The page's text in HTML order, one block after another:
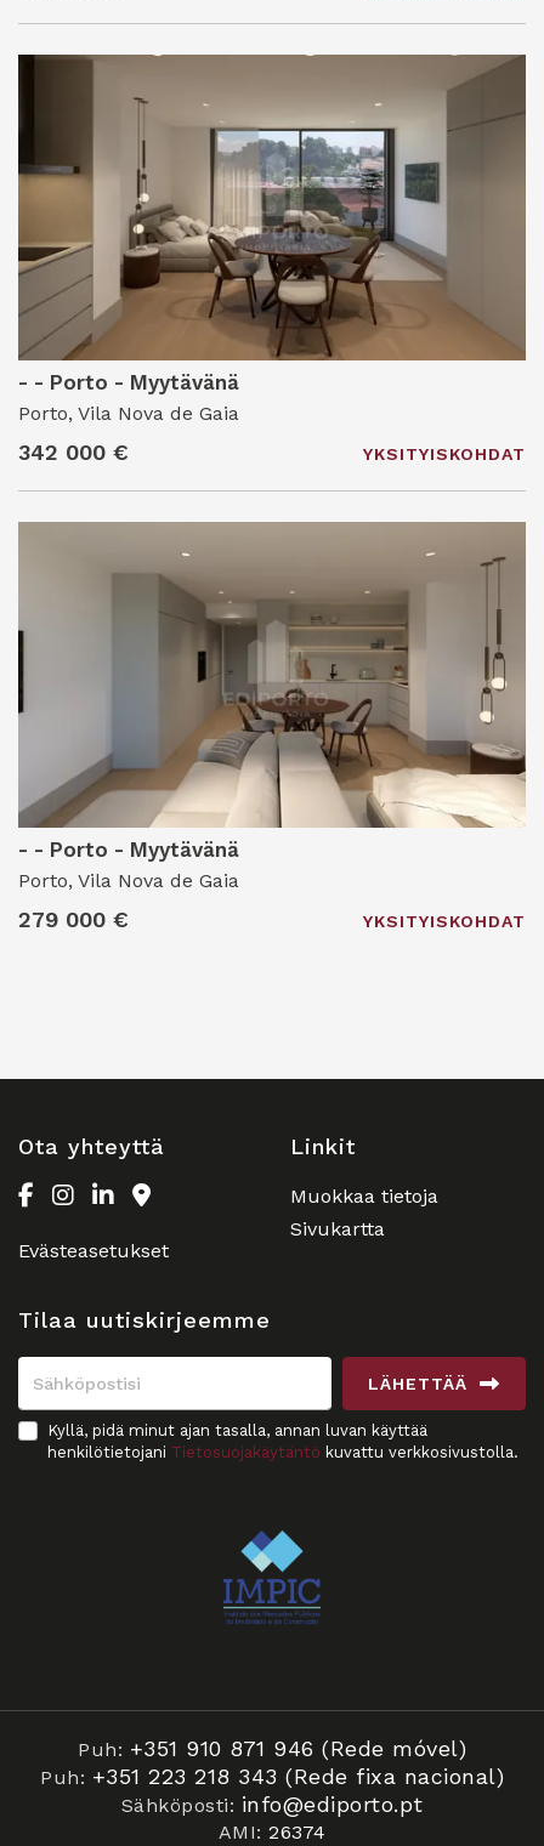
- - Porto - Myytävänä
Porto, Vila Nova de Gaia
342 000 € YKSITYISKOHDAT
- - Porto - Myytävänä
Porto, Vila Nova de Gaia
279 000 € YKSITYISKOHDAT
Ota yhteyttä
Evästeasetukset
Linkit
Muokkaa tietoja
Sivukartta
Tilaa uutiskirjeemme
LÄHETTÄÄ
Kyllä, pidä minut ajan tasalla, annan luvan käyttää
henkilötietojani Tietosuojakäytäntö kuvattu verkkosivustolla.
Puh: +351 910 871 946 (Rede móvel)
Puh: +351 223 218 343 (Rede fixa nacional)
Sähköposti: info@ediporto.pt
AMI: 26374